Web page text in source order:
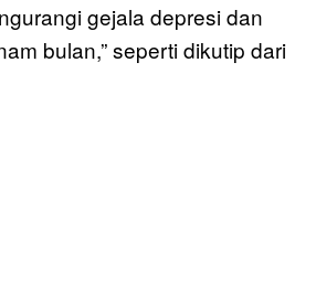
gejala depresi dan
bulan,” seperti dikutip dari